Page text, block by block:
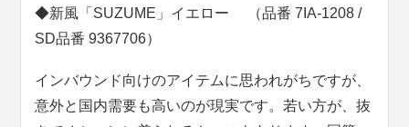
◆新風「SUZUME」イエロー （品番 7IA-1208 /
SD品番 9367706）
インバウンド向けのアイテムに思われがちですが、
意外と国内需要も高いのが現実です。若い方が、抜